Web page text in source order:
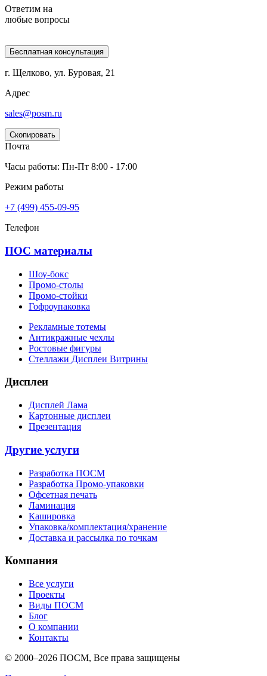
Ответим на
любые вопросы
Бесплатная консультация
г. Щелково, ул. Буровая, 21
Адрес
sales@posm.ru
Скопировать
Почта
Часы работы: Пн-Пт 8:00 - 17:00
Режим работы
+7 (499) 455-09-95
Телефон
ПОС материалы
Шоу-бокс
Промо-столы
Промо-стойки
Гофроупаковка
Рекламные тотемы
Антикражные чехлы
Ростовые фигуры
Стеллажи Дисплеи Витрины
Дисплеи
Дисплей Лама
Картонные дисплеи
Презентация
Другие услуги
Разработка ПОСМ
Разработка Промо-упаковки
Офсетная печать
Ламинация
Кашировка
Упаковка/комплектация/хранение
Доставка и рассылка по точкам
Компания
Все услуги
Проекты
Виды ПОСМ
Блог
О компании
Контакты
© 2000–2026 ПОСМ, Все права защищены